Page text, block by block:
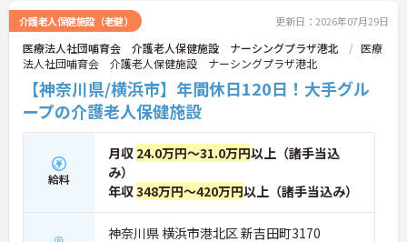
介護老人保健施設（老健） 更新日：2026年07月29日
医療法人社団哺育会 介護老人保健施設 ナーシングプラザ港北
医療
法人社団哺育会 介護老人保健施設 ナーシングプラザ港北
【神奈川県/横浜市】年間休日120日！大手グル
ープの介護老人保健施設
給料
月収 24.0万円～31.0万円以上（諸手当込
み）
年収348万円～420万円以上（諸手当込み）
神奈川県 横浜市港北区 新吉田町3170